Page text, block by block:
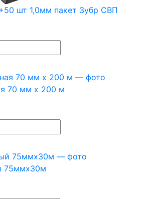
шт 1,0мм пакет Зубр СВП
70 мм х 200 м
75ммх30м